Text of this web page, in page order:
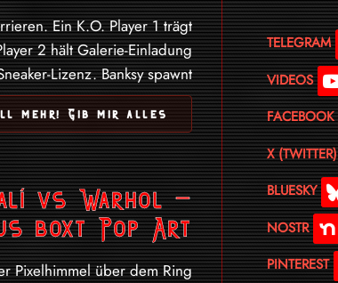
Ein K.O. Player 1 trägt
2 hält Galerie-Einladung
Lizenz. Banksy spawnt ...
mehr! Gib mir alles ➔
vs Warhol –
boxt Pop Art
Pixelhimmel über dem Ring
TELEGRAM
VIDEOS
FACEBOOK
X (TWITTER)
BLUESKY
NOSTR
PINTEREST